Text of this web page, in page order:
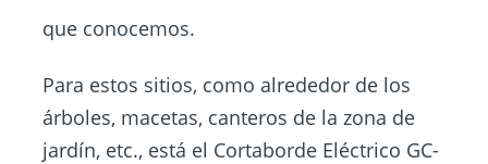
que conocemos.
Para estos sitios, como alrededor de los
árboles, macetas, canteros de la zona de
jardín, etc., está el Cortaborde Eléctrico GC-